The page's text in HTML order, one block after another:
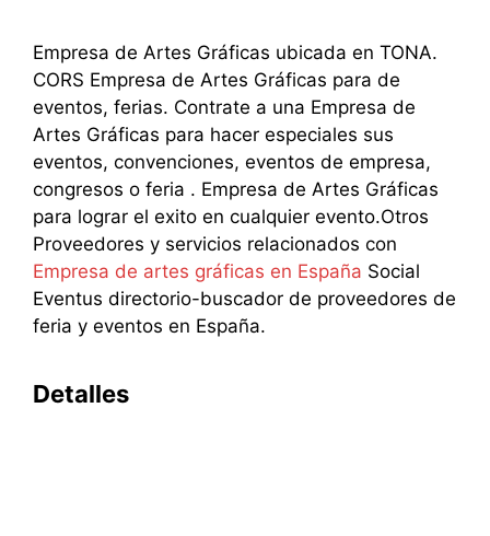
Empresa de Artes Gráficas ubicada en TONA.
CORS Empresa de Artes Gráficas para de
eventos, ferias. Contrate a una Empresa de
Artes Gráficas para hacer especiales sus
eventos, convenciones, eventos de empresa,
congresos o feria . Empresa de Artes Gráficas
para lograr el exito en cualquier evento.Otros
Proveedores y servicios relacionados con
Empresa de artes gráficas en España Social
Eventus directorio-buscador de proveedores de
feria y eventos en España.
Detalles